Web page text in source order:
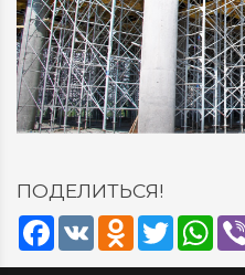
ПОДЕЛИТЬСЯ!
Facebook
VK Odnoklassniki
Twitter